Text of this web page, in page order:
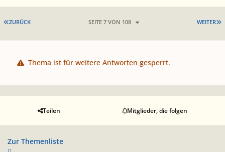
ERSTE SEITE
ZURÜCK WEITER
SEITE 7 VON 108
Thema ist für weitere Antworten gesperrt.
Teilen Mitglieder, die folgen
Zur Themenliste